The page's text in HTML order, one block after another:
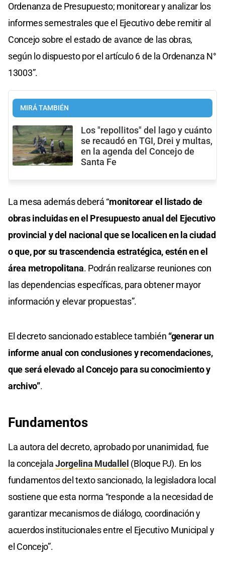
Ordenanza de Presupuesto; monitorear y analizar los
informes semestrales que el Ejecutivo debe remitir al
Concejo sobre el estado de avance de las obras,
según lo dispuesto por el artículo 6 de la Ordenanza N°
13003”.
MIRÁ TAMBIÉN
Los "repollitos" del lago y cuánto
se recaudó en TGI, Drei y multas,
en la agenda del Concejo de
Santa Fe
La mesa además deberá “monitorear el listado de
obras incluidas en el Presupuesto anual del Ejecutivo
provincial y del nacional que se localicen en la ciudad
o que, por su trascendencia estratégica, estén en el
área metropolitana. Podrán realizarse reuniones con
las dependencias específicas, para obtener mayor
información y elevar propuestas”.
El decreto sancionado establece también “generar un
informe anual con conclusiones y recomendaciones,
que será elevado al Concejo para su conocimiento y
archivo”.
Fundamentos
La autora del decreto, aprobado por unanimidad, fue
la concejalaJorgelina Mudallel (Bloque PJ). En los
fundamentos del texto sancionado, la legisladora local
sostiene que esta norma “responde a la necesidad de
garantizar mecanismos de diálogo, coordinación y
acuerdos institucionales entre el Ejecutivo Municipal y
el Concejo”.